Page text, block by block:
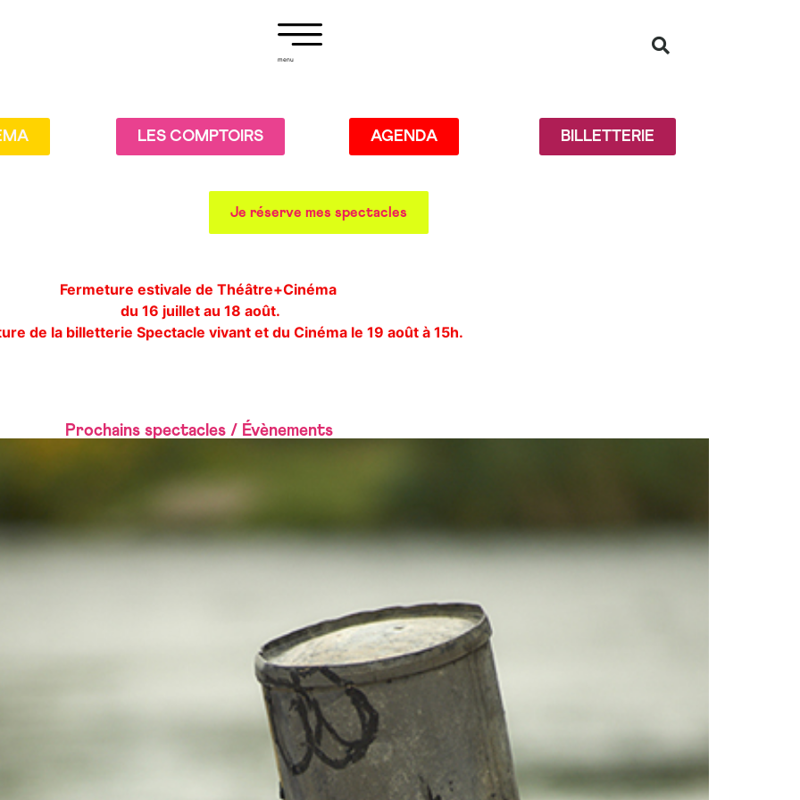
menu
LES COMPTOIRS AGENDA BILLETTERIE
Je réserve mes spectacles
Fermeture estivale de Théâtre+Cinéma
du 16 juillet au 18 août.
de la billetterie Spectacle vivant et du Cinéma le 19 août à 15h.
Prochains spectacles / Évènements